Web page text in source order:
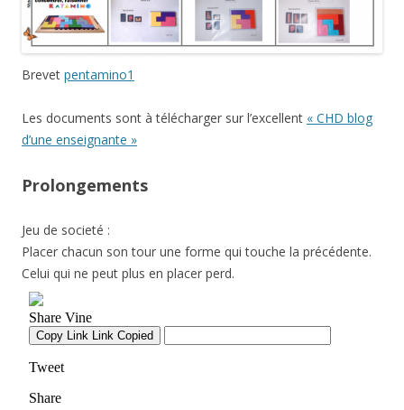
Brevet pentamino1
Les documents sont à télécharger sur l’excellent « CHD blog
d’une enseignante »
Prolongements
Jeu de societé :
Placer chacun son tour une forme qui touche la précédente.
Celui qui ne peut plus en placer perd.